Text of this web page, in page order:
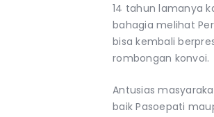
14 tahun lamanya
bahagia melihat
bisa kembali
rombongan konvoi.
Antusias
baik Pasoepati